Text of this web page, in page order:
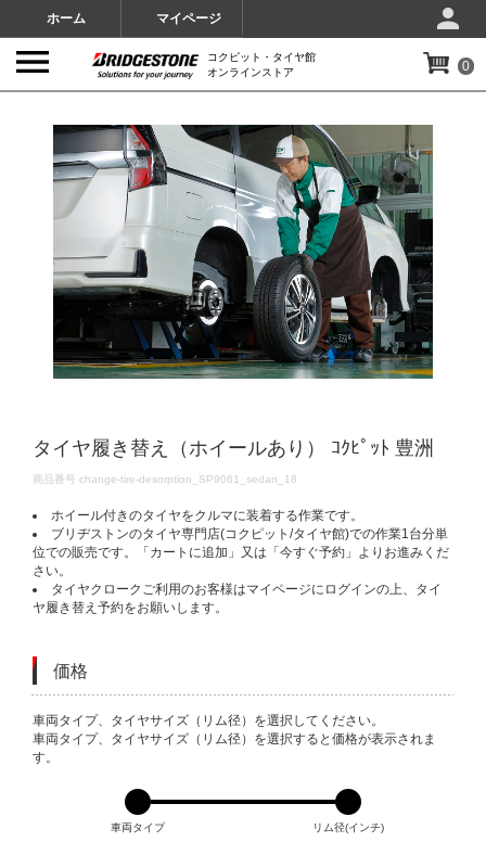
ホーム マイページ
コクピット・タイヤ館
オンラインストア
0
タイヤ履き替え（ホイールあり） ｺｸﾋﾟｯﾄ 豊洲
DETAILS
商品番号 change-tire-desorption_SP9061_sedan_18
ホイール付きのタイヤをクルマに装着する作業です。
ブリヂストンのタイヤ専門店(コクピット/タイヤ館)での作業1台分単
位での販売です。「カートに追加」又は「今すぐ予約」よりお進みくだ
さい。
タイヤクロークご利用のお客様はマイページにログインの上、タイ
ヤ履き替え予約をお願いします。
価格
VARIATIONS
車両タイプ、タイヤサイズ（リム径）を選択してください。
車両タイプ、タイヤサイズ（リム径）を選択すると価格が表示されま
す。
車両タイプ リム径(インチ)